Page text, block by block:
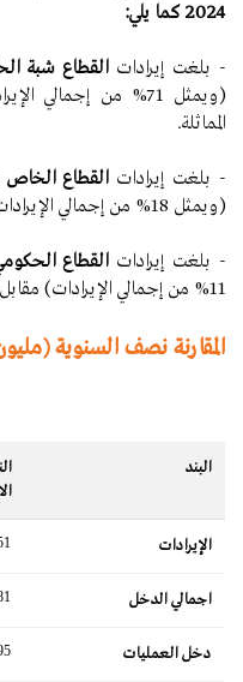
2024 كما يلي:
- بلغت إيرادات القطاع شبة
المماثلة.
- بلغت إيراداتالقطاع الخاص
(ويمثل 18% من إجمالي الإيرادات) مقابل 6.8 مليون ريال للفترة المماثلة.
- بلغت إيراداتالقطاع
11% من إجمالي الإيرادات) مقابل 14.4 مليون ريال للفترة المماثلة.
المقارنة نصف السنوية
البند
الإيرادات
اجمالي الدخل
دخل العمليات